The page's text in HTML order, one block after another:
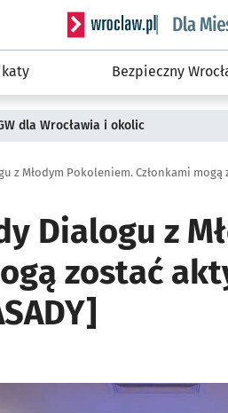
Serwis informacyjny
Bezpieczny
dla Wrocławia i okolic
Dialogu z
zostać